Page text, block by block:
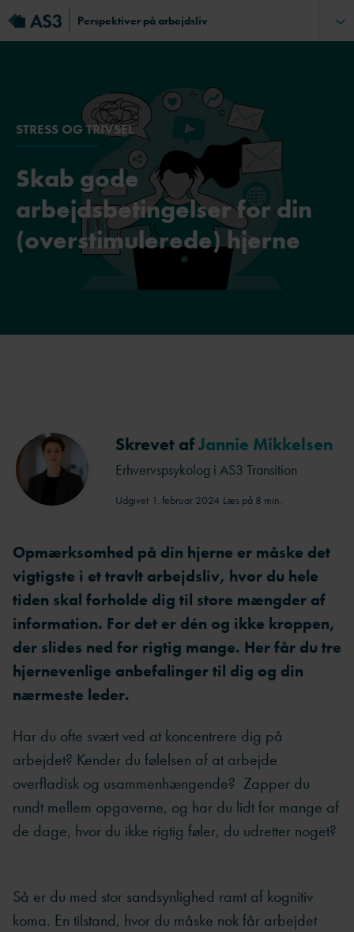
Perspektiver på arbejdsliv
STRESS OG TRIVSEL
Skab gode
arbejdsbetingelser for din
(overstimulerede) hjerne
Skrevet afJannie Mikkelsen
Erhvervspsykolog i AS3 Transition
Udgivet 1. februar 2024 Læs på 8 min.
Opmærksomhed på din hjerne er måske det
vigtigste i et travlt arbejdsliv, hvor du hele
tiden skal forholde dig til store mængder af
information. For det er dén og ikke kroppen,
der slides ned for rigtig mange. Her får du tre
hjernevenlige anbefalinger til dig og din
nærmeste leder.
Har du ofte svært ved at koncentrere dig på
arbejdet? Kender du følelsen af at arbejde
overfladisk og usammenhængende? Zapper du
rundt mellem opgaverne, og har du lidt for mange af
de dage, hvor du ikke rigtig føler, du udretter noget?
Så er du med stor sandsynlighed ramt af kognitiv
koma. En tilstand, hvor du måske nok får arbejdet